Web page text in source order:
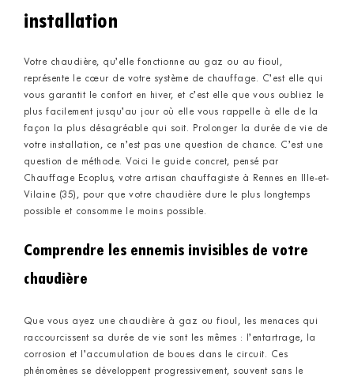
installation
Votre chaudière, qu’elle fonctionne au gaz ou au fioul,
représente le cœur de votre système de chauffage. C’est elle qui
vous garantit le confort en hiver, et c’est elle que vous oubliez le
plus facilement jusqu’au jour où elle vous rappelle à elle de la
façon la plus désagréable qui soit. Prolonger la durée de vie de
votre installation, ce n’est pas une question de chance. C’est une
question de méthode. Voici le guide concret, pensé par
Chauffage Ecoplus, votre artisan chauffagiste à Rennes en Ille-et-
Vilaine (35), pour que votre chaudière dure le plus longtemps
possible et consomme le moins possible.
Comprendre les ennemis invisibles de votre
chaudière
Que vous ayez une chaudière à gaz ou fioul, les menaces qui
raccourcissent sa durée de vie sont les mêmes : l’entartrage, la
corrosion et l’accumulation de boues dans le circuit. Ces
phénomènes se développent progressivement, souvent sans le